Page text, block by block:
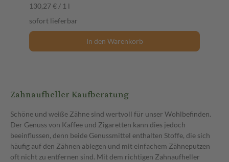
Zahnaufheller Kaufberatung
Schöne und weiße Zähne sind wertvoll für unser Wohlbefinden.
Der Genuss von Kaffee und Zigaretten kann dies jedoch
beeinflussen, denn beide Genussmittel enthalten Stoffe, die sich
häufig auf den Zähnen ablegen und mit einfachem Zähneputzen
oft nicht zu entfernen sind. Mit dem richtigen Zahnaufheller
130,27 € / 1 l
sofort lieferbar
In den Warenkorb